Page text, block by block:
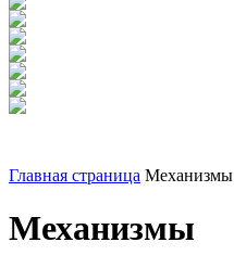
Главная страница Механизмы
Механизмы